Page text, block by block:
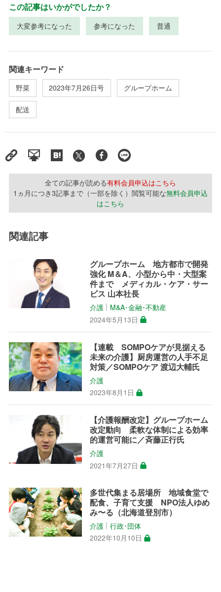
この記事はいかがでしたか？
大変参考になった 参考になった 普通
関連キーワード
野菜 2023年7月26日号 グループホーム
配送
全ての記事が読める有料会員申込はこちら
1ヵ月につき3記事まで（一部を除く）閲覧可能な無料会員申込
はこちら
関連記事
グループホーム 地方都市で開発
強化 M＆A、小型から中・大型案
件まで メディカル・ケア・サー
ビス 山本社長
介護 │ M&A･金融･不動産
2024年5月13日
【連載 SOMPOケアが見据える
未来の介護】厨房運営の人手不足
対策／SOMPOケア 渡辺大輔氏
介護
2023年8月1日
【介護報酬改定】グループホーム
改定動向 柔軟な体制による効率
的運営可能に／斉藤正行氏
介護
2021年7月27日
多世代集まる居場所 地域食堂で
配食、子育て支援 NPO法人ゆめ
み〜る（北海道登別市）
介護 │行政･団体
2022年10月10日